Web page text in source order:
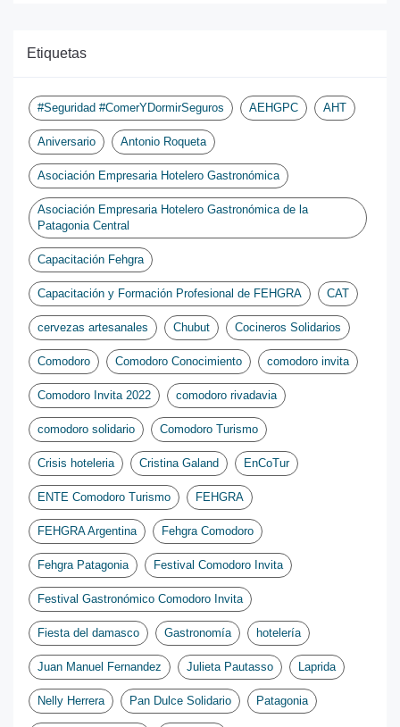
Etiquetas
#Seguridad #ComerYDormirSeguros AEHGPC AHT
Aniversario Antonio Roqueta
Asociación Empresaria Hotelero Gastronómica
Asociación Empresaria Hotelero Gastronómica de la
Patagonia Central
Capacitación Fehgra
Capacitación y Formación Profesional de FEHGRA CAT
cervezas artesanales Chubut Cocineros Solidarios
Comodoro Comodoro Conocimiento comodoro invita
Comodoro Invita 2022 comodoro rivadavia
comodoro solidario Comodoro Turismo
Crisis hoteleria Cristina Galand EnCoTur
ENTE Comodoro Turismo FEHGRA
FEHGRA Argentina Fehgra Comodoro
Fehgra Patagonia Festival Comodoro Invita
Festival Gastronómico Comodoro Invita
Fiesta del damasco Gastronomía hotelería
Juan Manuel Fernandez Julieta Pautasso Laprida
Nelly Herrera Pan Dulce Solidario Patagonia